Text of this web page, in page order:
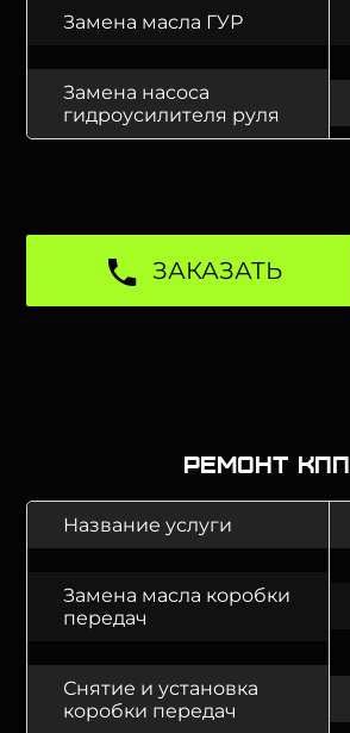
Замена масла ГУР
Замена насоса
гидроусилителя руля
ЗАКАЗАТЬ
Ремонт КПП
Название услуги
Замена масла коробки
передач
Снятие и установка
коробки передач